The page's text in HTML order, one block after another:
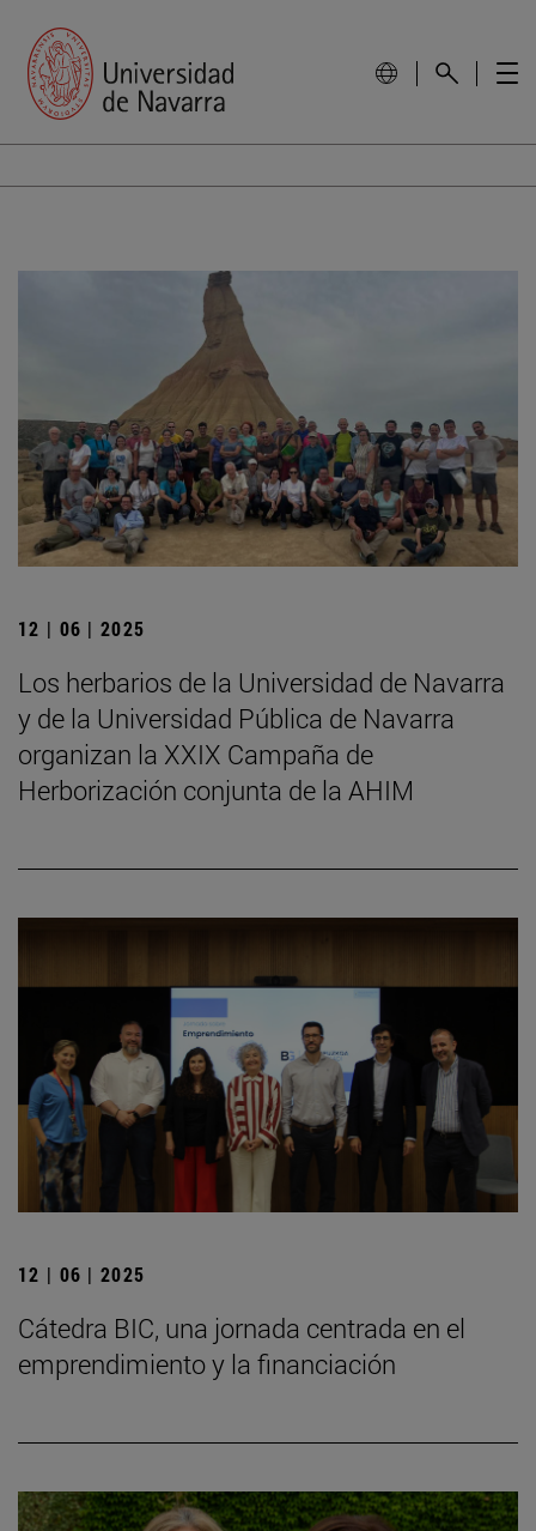
12 | 06 | 2025
Los herbarios de la Universidad de Navarra
y de la Universidad Pública de Navarra
organizan la XXIX Campaña de
Herborización conjunta de la AHIM
12 | 06 | 2025
Cátedra BIC, una jornada centrada en el
emprendimiento y la financiación